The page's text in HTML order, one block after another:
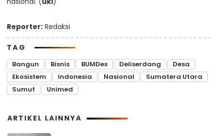
Reporter: Redaksi
TAG
Bangun Bisnis BUMDes Deliserdang
Desa
Ekosistem
Indonesia Nasional
Sumatera Utara
Sumut
Unimed
ARTIKEL LAINNYA